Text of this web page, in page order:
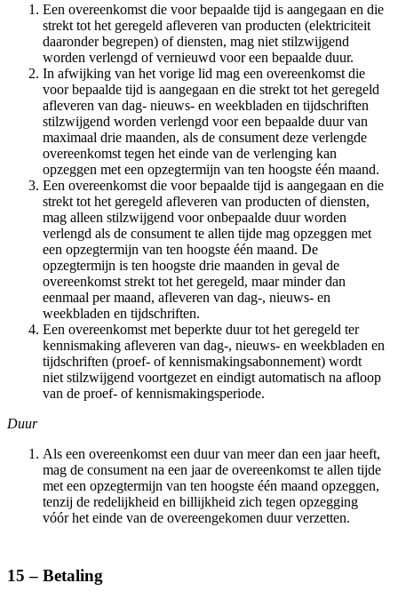
Een overeenkomst die voor bepaalde tijd is aangegaan en die
strekt tot het geregeld afleveren van producten (elektriciteit
daaronder begrepen) of diensten, mag niet stilzwijgend
worden verlengd of vernieuwd voor een bepaalde duur.
In afwijking van het vorige lid mag een overeenkomst die
voor bepaalde tijd is aangegaan en die strekt tot het geregeld
afleveren van dag- nieuws- en weekbladen en tijdschriften
stilzwijgend worden verlengd voor een bepaalde duur van
maximaal drie maanden, als de consument deze verlengde
overeenkomst tegen het einde van de verlenging kan
opzeggen met een opzegtermijn van ten hoogste één maand.
Een overeenkomst die voor bepaalde tijd is aangegaan en die
strekt tot het geregeld afleveren van producten of diensten,
mag alleen stilzwijgend voor onbepaalde duur worden
verlengd als de consument te allen tijde mag opzeggen met
een opzegtermijn van ten hoogste één maand. De
opzegtermijn is ten hoogste drie maanden in geval de
overeenkomst strekt tot het geregeld, maar minder dan
eenmaal per maand, afleveren van dag-, nieuws- en
weekbladen en tijdschriften.
Een overeenkomst met beperkte duur tot het geregeld ter
kennismaking afleveren van dag-, nieuws- en weekbladen en
tijdschriften (proef- of kennismakingsabonnement) wordt
niet stilzwijgend voortgezet en eindigt automatisch na afloop
van de proef- of kennismakingsperiode.
Duur
Als een overeenkomst een duur van meer dan een jaar heeft,
mag de consument na een jaar de overeenkomst te allen tijde
met een opzegtermijn van ten hoogste één maand opzeggen,
tenzij de redelijkheid en billijkheid zich tegen opzegging
vóór het einde van de overeengekomen duur verzetten.
15 – Betaling